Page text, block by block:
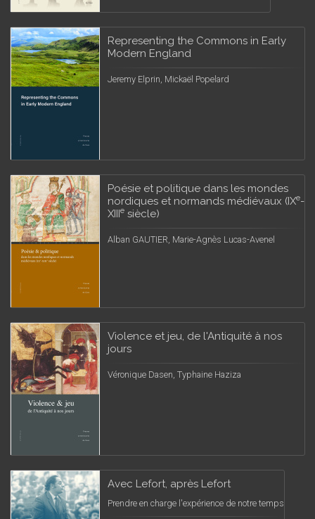
Representing the Commons in Early
Modern England
Jeremy Elprin, Mickaël Popelard
Poésie et politique dans les mondes
nordiques et normands médiévaux (IXe-
XIIIe siècle)
Alban GAUTIER, Marie-Agnès Lucas-Avenel
Violence et jeu, de l'Antiquité à nos
jours
Véronique Dasen, Typhaine Haziza
Avec Lefort, après Lefort
Prendre en charge l'expérience de notre temps